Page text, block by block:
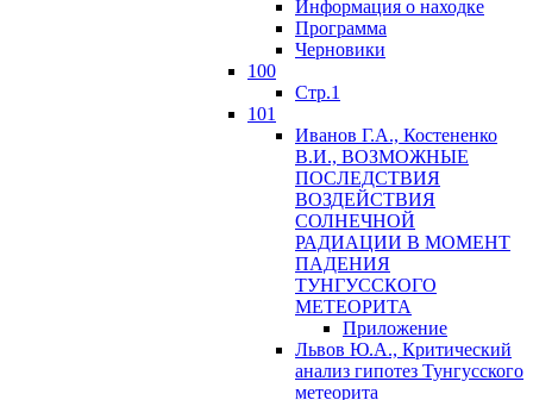
Информация о находке
Программа
Черновики
100
Стр.1
101
Иванов Г.А., Костененко
В.И., ВОЗМОЖНЫЕ
ПОСЛЕДСТВИЯ
ВОЗДЕЙСТВИЯ
СОЛНЕЧНОЙ
РАДИАЦИИ В МОМЕНТ
ПАДЕНИЯ
ТУНГУССКОГО
MЕТЕОРИТА
Приложение
Львов Ю.A., Критический
анализ гипотез Тунгусского
метеорита